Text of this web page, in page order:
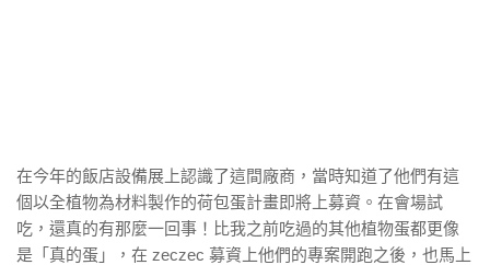
在今年的飯店設備展上認識了這間廠商，當時知道了他們有這
個以全植物為材料製作的荷包蛋計畫即將上募資。在會場試
吃，還真的有那麼一回事！比我之前吃過的其他植物蛋都更像
是「真的蛋」，在 zeczec 募資上他們的專案開跑之後，也馬上